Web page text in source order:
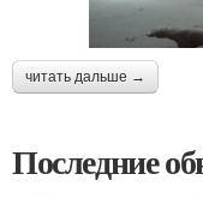
читать дальше →
Последние